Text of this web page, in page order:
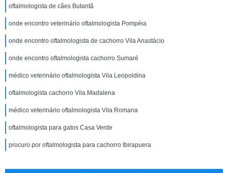
oftalmologista de cães Butantã
onde encontro veterinário oftalmologista Pompéia
onde encontro oftalmologista de cachorro Vila Anastácio
onde encontro oftalmologista cachorro Sumaré
médico veterinário oftalmologista Vila Leopoldina
oftalmologista cachorro Vila Madalena
médico veterinário oftalmologista Vila Romana
oftalmologista para gatos Casa Verde
procuro por oftalmologista para cachorro Ibirapuera